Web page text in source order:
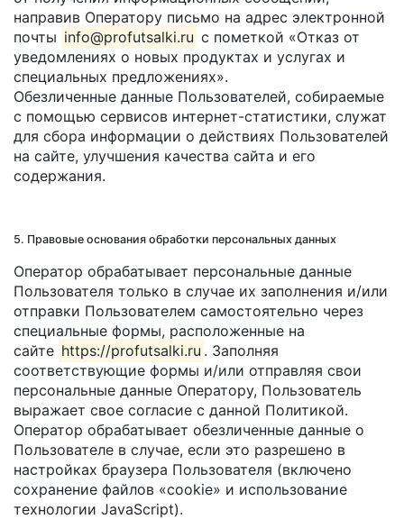
направив Оператору письмо на адрес электронной
почты info@profutsalki.ru с пометкой «Отказ от
уведомлениях о новых продуктах и услугах и
специальных предложениях».
Обезличенные данные Пользователей, собираемые
с помощью сервисов интернет-статистики, служат
для сбора информации о действиях Пользователей
на сайте, улучшения качества сайта и его
содержания.
5. Правовые основания обработки персональных данных
Оператор обрабатывает персональные данные
Пользователя только в случае их заполнения и/или
отправки Пользователем самостоятельно через
специальные формы, расположенные на
сайте https://profutsalki.ru . Заполняя
соответствующие формы и/или отправляя свои
персональные данные Оператору, Пользователь
выражает свое согласие с данной Политикой.
Оператор обрабатывает обезличенные данные о
Пользователе в случае, если это разрешено в
настройках браузера Пользователя (включено
сохранение файлов «cookie» и использование
технологии JavaScript).